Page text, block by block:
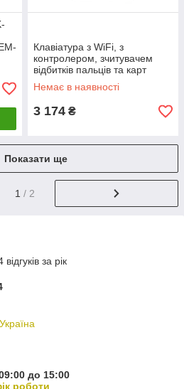
Клавіатура з WiFi, з
контролером, зчитувачем
відбитків пальців та карт
Mifare Trinix TRK-
1101MFW(WF) (71-00005)
Немає в наявності
3 174 ₴
Показати ще
1 / 2
за рік
до 15:00
роботи